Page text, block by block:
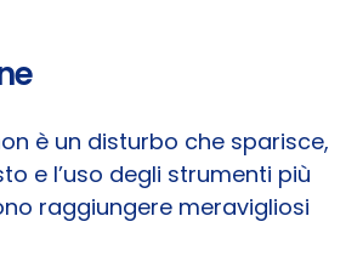
è un disturbo che sparisce,
e l’uso degli strumenti più
raggiungere meravigliosi